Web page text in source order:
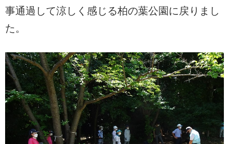
事通過して涼しく感じる柏の葉公園に戻りまし
た。